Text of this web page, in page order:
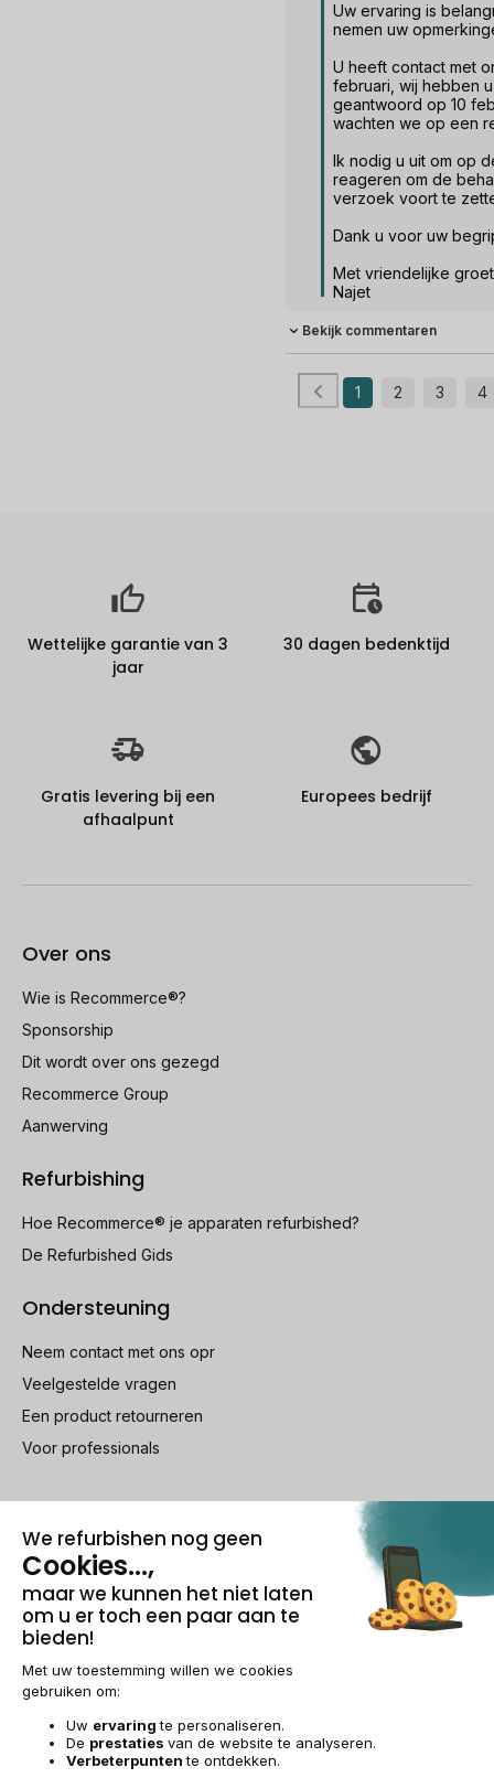
Uw ervaring is
nemen uw
U heeft contact met
februari, wij hebben
geantwoord op 10
wachten we op een
Ik nodig u uit om op
reageren om de
verzoek voort te
Dank u voor uw
Met vriendelijke
Najet
Bekijk commentaren
1 2 3 4
Wettelijke garantie van 3
jaar
30 dagen bedenktijd
Gratis levering bij een
afhaalpunt
Europees bedrijf
Over ons
Wie is Recommerce®?
Sponsorship
Dit wordt over ons gezegd
Recommerce Group
Aanwerving
Refurbishing
Hoe Recommerce® je apparaten refurbished?
De Refurbished Gids
Ondersteuning
Neem contact met ons opr
Veelgestelde vragen
Een product retourneren
Voor professionals
100% beveiligde betaling
Wettelijke vermeldingen & AGBeheer van cookies
Algemene verkoopvoorwaarden
Toegankelijkheid